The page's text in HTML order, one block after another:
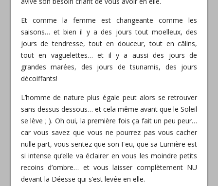
Et comme la femme est changeante comme les
saisons… et bien il y a des jours tout moelleux, des
jours de tendresse, tout en douceur, tout encâlins,
tout en vaguelettes… et il y a aussi des jours de
grandes marées, des jours de tsunamis, des jours
décoiffants!
L’homme de nature plus égale peut alors se retrouver
sans dessus dessous… et cela même avant que le Soleil
se lève ; ). Oh oui, la première fois ça fait un peu peur…
car vous savez que vous ne pourrez pas vous cacher
nulle part, vous sentez que son Feu, que sa Lumière est
si intense qu’elle va éclairer en vous les moindre petits
recoins d’ombre… et vous laisser complètement NU
devant la Déesse qui s’est levée en elle.